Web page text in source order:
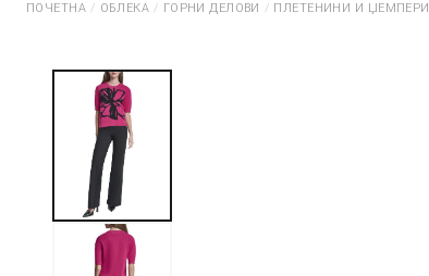
ПОЧЕТНА / ОБЛЕКА / ГОРНИ ДЕЛОВИ / ПЛЕТЕНИНИ И ЏЕМПЕРИ